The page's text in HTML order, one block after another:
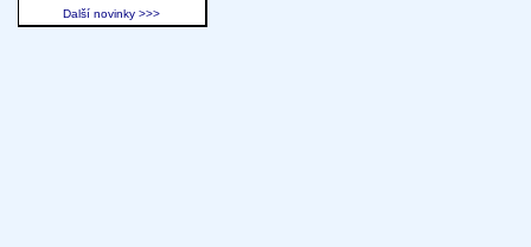
Další novinky >>>